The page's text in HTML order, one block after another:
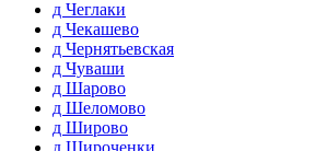
д Чеглаки
д Чекашево
д Чернятьевская
д Чуваши
д Шарово
д Шеломово
д Широво
д Широченки